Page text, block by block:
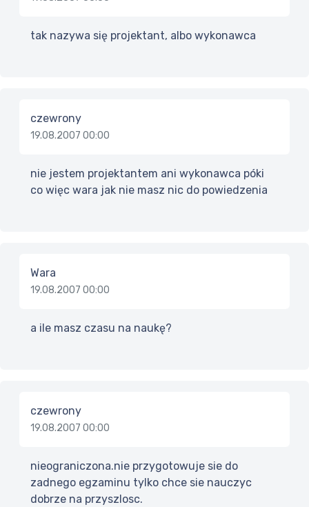
tak nazywa się projektant, albo wykonawca
czewrony
19.08.2007 00:00
nie jestem projektantem ani wykonawca póki
co więc wara jak nie masz nic do powiedzenia
Wara
19.08.2007 00:00
a ile masz czasu na naukę?
czewrony
19.08.2007 00:00
nieograniczona.nie przygotowuje sie do
zadnego egzaminu tylko chce sie nauczyc
dobrze na przyszlosc.